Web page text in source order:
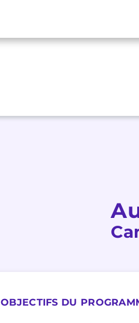
OBJECTIFS DU